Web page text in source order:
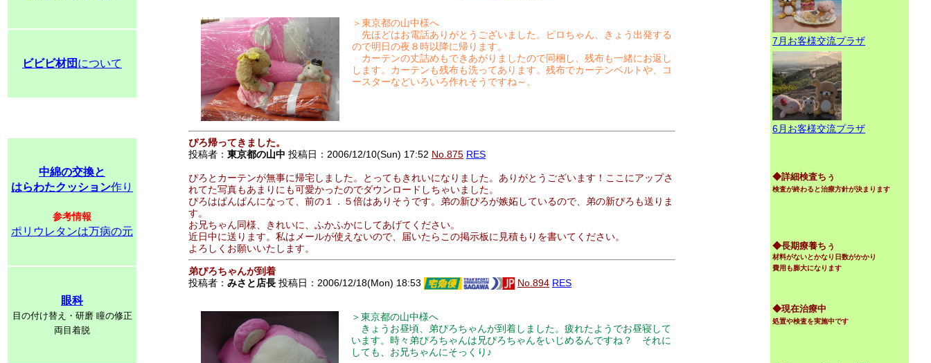
ビビビ材団 について
中綿の交換と
はらわたクッション作り
参考情報
ポリウレタンは万病の元
眼科
目の付け替え・研磨 瞳の修正
両目着脱
＞東京都の山中様へ
先ほどはお電話ありがとうございました。ピロちゃん、きょう出発する
ので明日の夜８時以降に帰ります。
カーテンの丈詰めもできあがりましたので同梱し、残布も一緒にお返し
します。カーテンも残布も洗ってあります。残布でカーテンベルトや、コ
ースターなどいろいろ作れそうですね～。
ぴろ帰ってきました。
投稿者： 東京都の山中 投稿日：2006/12/10(Sun) 17:52 No.875 RES
ぴろとカーテンが無事に帰宅しました。とってもきれいになりました。ありがとうございます！ここにアップさ
れてた写真もあまりにも可愛かったのでダウンロードしちゃいました。
ぴろはぱんぱんになって、前の１．５倍はありそうです。弟の新ぴろが嫉妬しているので、弟の新ぴろも送りま
す。
お兄ちゃん同様、きれいに、ふかふかにしてあげてください。
近日中に送ります。私はメールが使えないので、届いたらこの掲示板に見積もりを書いてください。
よろしくお願いいたします。
弟ぴろちゃんが到着
投稿者： みさと店長 投稿日：2006/12/18(Mon) 18:53 No.894 RES
＞東京都の山中様へ
きょうお昼頃、弟ぴろちゃんが到着しました。疲れたようでお昼寝して
います。時々弟ぴろちゃんは兄ぴろちゃんをいじめるんですね？ それに
しても、お兄ちゃんにそっくり♪
7月お客様交流プラザ
6月お客様交流プラザ
◆詳細検査ちぅ
検査が終わると治療方針が決まります
◆長期療養ちぅ
材料がないとかなり日数がかかり
費用も膨大になります
◆現在治療中
処置や検査を実施中です